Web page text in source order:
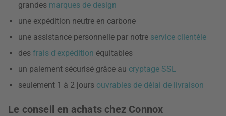
grandes marques de design
une expédition neutre en carbone
une assistance personnelle par notre service clientèle
des frais d'expédition équitables
un paiement sécurisé grâce au cryptage SSL
seulement 1 à 2 jours ouvrables de délai de livraison
Le conseil en achats chez Connox